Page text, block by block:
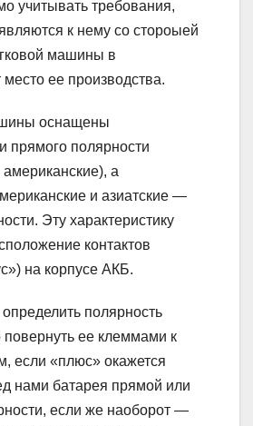
учитывать требования,
к нему со стороыей
машины в
место ее производства.
оснащены
прямого полярности
а
и азиатские —
Эту характеристику
контактов
на корпусе АКБ.
полярность
повернуть ее клеммами к
если «плюс» окажется
нами батарея прямой или
если же наоборот —